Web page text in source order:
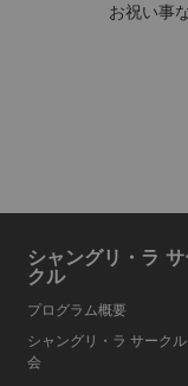
お祝い事
シャングリ・ラ サ
クル
プログラム概要
シャングリ・ラ サーク
会